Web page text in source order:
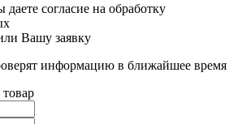
согласие на обработку
Вашу заявку
информацию в ближайшее время